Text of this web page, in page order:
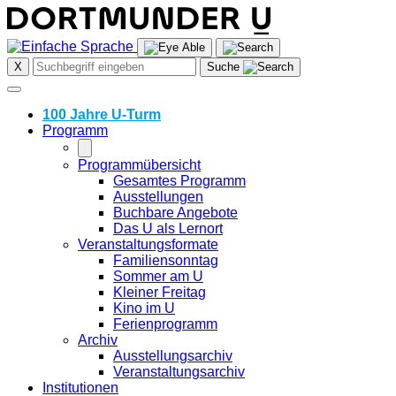
Skip
to
content
X Suche
100 Jahre U-Turm
Programm
Programmübersicht
Gesamtes Programm
Ausstellungen
Buchbare Angebote
Das U als Lernort
Veranstaltungsformate
Familiensonntag
Sommer am U
Kleiner Freitag
Kino im U
Ferienprogramm
Archiv
Ausstellungsarchiv
Veranstaltungsarchiv
Institutionen